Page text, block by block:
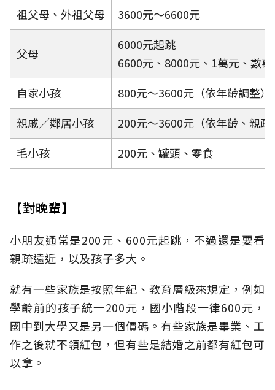
祖父母、外祖父母
3600元～6600元
父母
6000元起跳
6600元、8000元、1萬元、數
自家小孩
800元～3600元（依年齡調整）
親戚／鄰居小孩
200元～3600元（依年齡、親疏
毛小孩
200元、罐頭、零食
【對晚輩】
小朋友通常是200元、600元起跳，不過還是要看
親疏遠近，以及孩子多大。
就有一些家族是按照年紀、教育層級來規定，例如
學齡前的孩子統一200元，國小階段一律600元，
國中到大學又是另一個價碼。有些家族是畢業、工
作之後就不領紅包，但有些是結婚之前都有紅包可
以拿。